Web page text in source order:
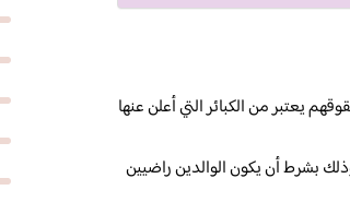
يعتبر من الكبائر التي أعلن عنها
بشرط أن يكون الوالدين راضيين